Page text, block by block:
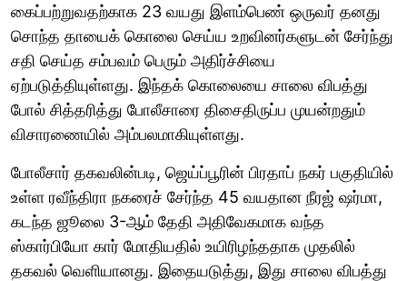
கைப்பற்றுவதற்காக 23 வயது இளம்பெண் ஒருவர் தனது
சொந்த தாயைக் கொலை செய்ய உறவினர்களுடன் சேர்ந்து
சதி செய்த சம்பவம் பெரும் அதிர்ச்சியை
ஏற்படுத்தியுள்ளது. இந்தக் கொலையை சாலை விபத்து
போல் சித்தரித்து போலீசாரை திசைதிருப்ப முயன்றதும்
விசாரணையில் அம்பலமாகியுள்ளது.
போலீசார் தகவலின்படி, ஜெய்ப்பூரின் பிரதாப் நகர் பகுதியில்
உள்ள ரவீந்திரா நகரைச் சேர்ந்த 45 வயதான நீரஜ் ஷர்மா,
கடந்த ஜூலை 3-ஆம் தேதி அதிவேகமாக வந்த
ஸ்கார்பியோ கார் மோதியதில் உயிரிழந்ததாக முதலில்
தகவல் வெளியானது. இதையடுத்து, இது சாலை விபத்து